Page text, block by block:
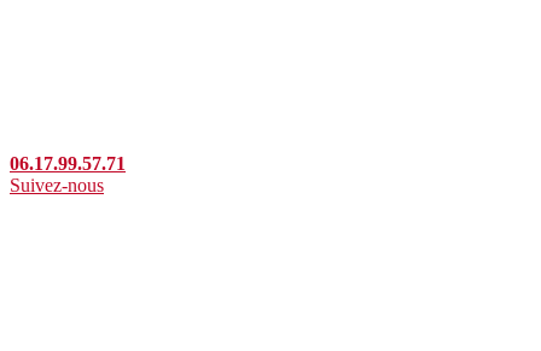
06.17.99.57.71
Suivez-nous